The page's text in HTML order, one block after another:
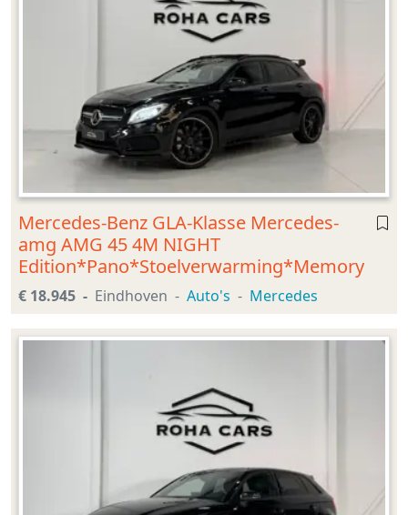
Mercedes-Benz GLA-Klasse Mercedes-
amg AMG 45 4M NIGHT
Edition*Pano*Stoelverwarming*Memory
€ 18.945 Eindhoven Auto's Mercedes